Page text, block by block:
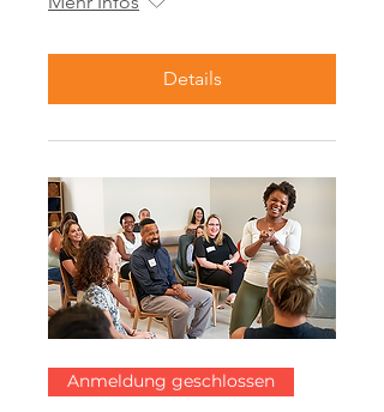
Details
Anmeldung geschlossen